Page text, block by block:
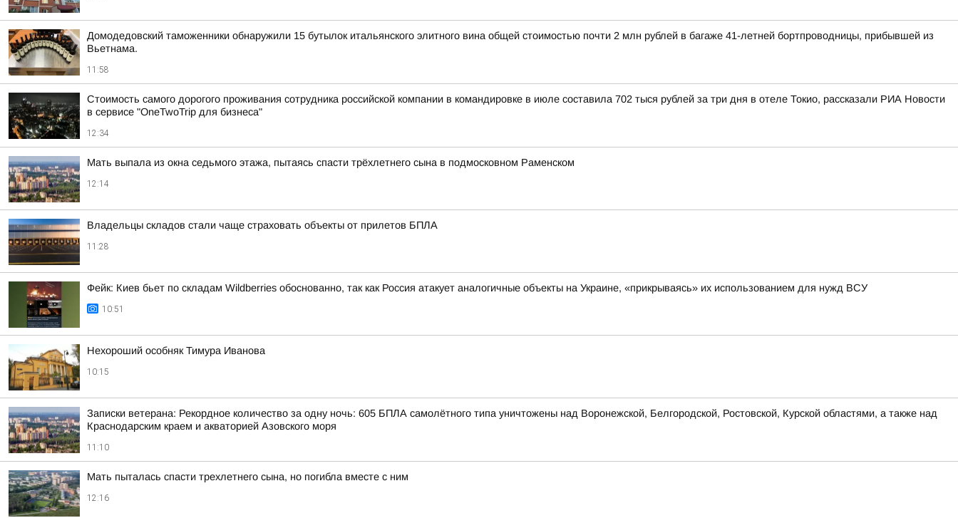
Домодедовский таможенники обнаружили 15 бутылок итальянского элитного вина общей стоимостью почти 2 млн рублей в багаже 41-летней бортпроводницы, прибывшей из
Вьетнама.
11:58
Стоимость самого дорогого проживания сотрудника российской компании в командировке в июле составила 702 тыся рублей за три дня в отеле Токио, рассказали РИА Новости
в сервисе "OneTwoTrip для бизнеса"
12:34
Мать выпала из окна седьмого этажа, пытаясь спасти трёхлетнего сына в подмосковном Раменском
12:14
Владельцы складов стали чаще страховать объекты от прилетов БПЛА
11:28
Фейк: Киев бьет по складам Wildberries обоснованно, так как Россия атакует аналогичные объекты на Украине, «прикрываясь» их использованием для нужд ВСУ
10:51
Нехороший особняк Тимура Иванова
10:15
Записки ветерана: Рекордное количество за одну ночь: 605 БПЛА самолётного типа уничтожены над Воронежской, Белгородской, Ростовской, Курской областями, а также над
Краснодарским краем и акваторией Азовского моря
11:10
Мать пыталась спасти трехлетнего сына, но погибла вместе с ним
12:16